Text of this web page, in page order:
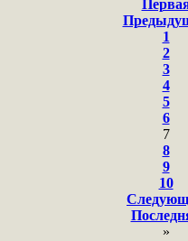
1
2
3
4
5
6
7
8
9
10
»